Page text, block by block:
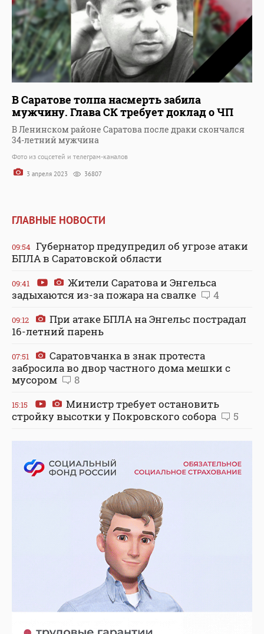
В Саратове толпа насмерть забила
мужчину. Глава СК требует доклад о ЧП
В Ленинском районе Саратова после драки скончался
34-летний мужчина
Фото из соцсетей и телеграм-каналов
3 апреля 2023 36807
ГЛАВНЫЕ НОВОСТИ
09:54 Губернатор предупредил об угрозе атаки
БПЛА в Саратовской области
09:41
Жители Саратова и Энгельса
задыхаются из-за пожара на свалке
4
09:12
При атаке БПЛА на Энгельс пострадал
16-летний парень
07:51
Саратовчанка в знак протеста
забросила во двор частного дома мешки с
мусором
8
15:15
Министр требует остановить
стройку высотки у Покровского собора
5